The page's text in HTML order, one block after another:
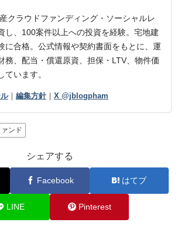
クラウドファンディング・ソーシャルレ
し、100案件以上への投資を経験。宅地建
に合格。公式情報や契約書面をもとに、運
務、配当・償還原資、担保・LTV、物件価
ています。
｜ 編集方針 ｜ X @jblogpham
ァンド
シェアする
Facebook はてブ
LINE Pinterest